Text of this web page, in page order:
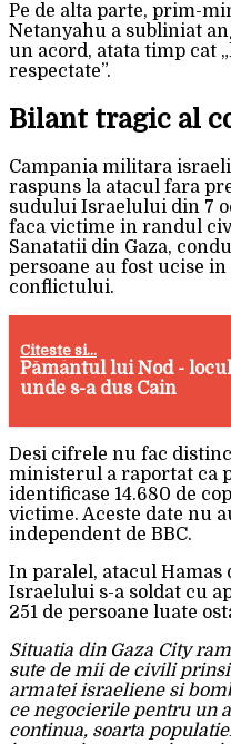
Pe de alta parte, prim-
Netanyahu a subliniat
un acord, atata timp cat
respectate”.
Bilant tragic al
Campania militara
raspuns la atacul fara
sudului Israelului din 7
faca victime in randul
Sanatatii din Gaza,
persoane au fost ucise
conflictului.
Citeste si...
Pământul lui Nod -
unde s-a dus Cain
Desi cifrele nu fac
ministerul a raportat ca
identificase 14.680 de
victime. Aceste date nu
independent de BBC.
In paralel, atacul Hamas
Israelului s-a soldat cu
251 de persoane luate
Situatia din Gaza City
sute de mii de civili
armatei israeliene si
ce negocierile pentru un
continua, soarta